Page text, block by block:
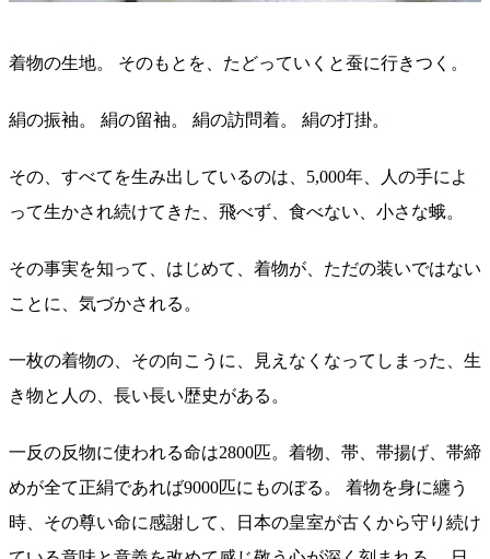
着物の生地。 そのもとを、たどっていくと蚕に行きつく。
絹の振袖。 絹の留袖。 絹の訪問着。 絹の打掛。
その、すべてを生み出しているのは、5,000年、人の手によ
って生かされ続けてきた、飛べず、食べない、小さな蛾。
その事実を知って、はじめて、着物が、ただの装いではない
ことに、気づかされる。
一枚の着物の、その向こうに、見えなくなってしまった、生
き物と人の、長い長い歴史がある。
一反の反物に使われる命は2800匹。着物、帯、帯揚げ、帯締
めが全て正絹であれば9000匹にものぼる。 着物を身に纏う
時、その尊い命に感謝して、日本の皇室が古くから守り続け